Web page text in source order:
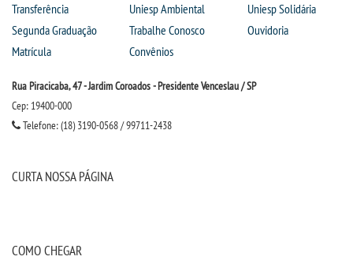
Transferência
Segunda Graduação
Matrícula
Uniesp Ambiental
Trabalhe Conosco
Convênios
Uniesp Solidária
Ouvidoria
Rua Piracicaba, 47 - Jardim Coroados - Presidente Venceslau / SP
Cep: 19400-000
Telefone: (18) 3190-0568 / 99711-2438
CURTA NOSSA PÁGINA
COMO CHEGAR